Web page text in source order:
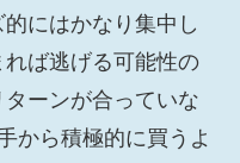
にはかなり集中し
ば逃げる可能性の
ーンが合っていな
から積極的に買うよ